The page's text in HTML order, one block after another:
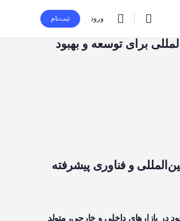
ورود ثبت‌نام
برای توسعه و بهبود
و فناوری پیشرفته
ساله مدیریتی خود در بازارهای داخلی و خارجی، متولد